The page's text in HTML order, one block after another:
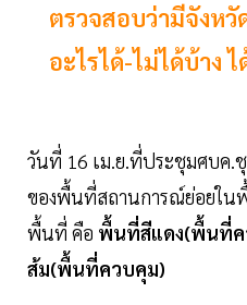
ตรวจสอบว่ามีจังหวั
อะไรได้-ไม่ได้บ้าง
วันที่ 16 เม.ย.ที่ประชุมศบค.
ของพื้นที่สถานการณ์ย่อยใน
พื้นที่ คือ พื้นที่สีแดง(พื้นที่ค
ส้ม(พื้นที่ควบคุม)